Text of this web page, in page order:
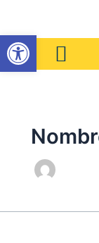
contenido
Abrir barra de